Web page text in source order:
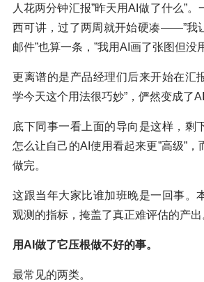
人花两分钟汇报”昨天用AI做了什么”
西可讲，过了两周就开始硬凑——”我
邮件”也算一条，”我用AI画了张图但没
更离谱的是产品经理们后来开始在汇
学今天这个用法很巧妙”，俨然变成了
底下同事一看上面的导向是这样，剩
怎么让自己的AI使用看起来更”高级”，
做完。
这跟当年大家比谁加班晚是一回事。
观测的指标，掩盖了真正难评估的产出
用AI做了它压根做不好的事。
最常见的两类。